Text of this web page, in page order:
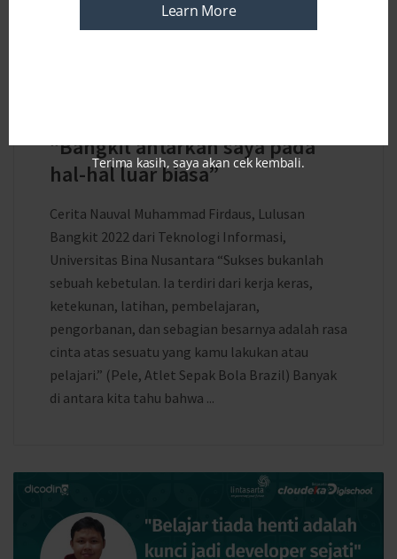
“Bangkit antarkan saya pada
hal-hal luar biasa”
Cerita Nauval Muhammad Firdaus, Lulusan
Bangkit 2022 dari Teknologi Informasi,
Universitas Bina Nusantara “Sukses bukanlah
sebuah kebetulan. Ia terdiri dari kerja keras,
ketekunan, latihan, pembelajaran,
pengorbanan, dan sebagian besarnya adalah rasa
cinta atas sesuatu yang kamu lakukan atau
pelajari.” (Pele, Atlet Sepak Bola Brazil) Banyak
di antara kita tahu bahwa ...
Learn More
Terima kasih, saya akan cek kembali.